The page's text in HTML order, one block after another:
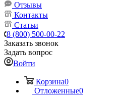
Отзывы
Контакты
Статьи
8 (800) 500-00-22
Заказать звонок
Задать вопрос
Войти
Корзина0
Отложенные0